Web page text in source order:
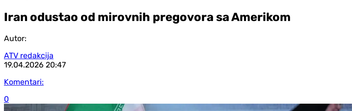
Iran odustao od mirovnih pregovora sa Amerikom
Autor:
ATV redakcija
19.04.2026 20:47
Komentari:
0